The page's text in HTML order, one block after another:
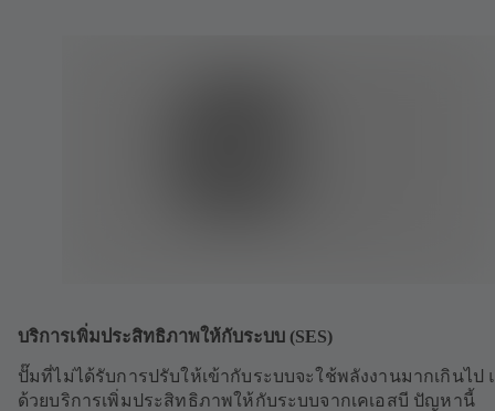
บริการเพิ่มประสิทธิภาพให้กับระบบ (SES)
ปั๊มที่ไม่ได้รับการปรับให้เข้ากับระบบจะใช้พลังงานมากเกินไป
ด้วยบริการเพิ่มประสิทธิภาพให้กับระบบจากเคเอสบี ปัญหานี้